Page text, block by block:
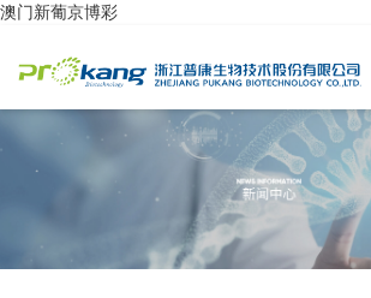
澳门新葡京博彩